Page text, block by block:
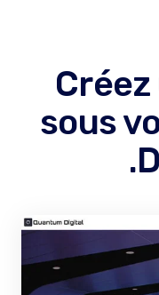
sous